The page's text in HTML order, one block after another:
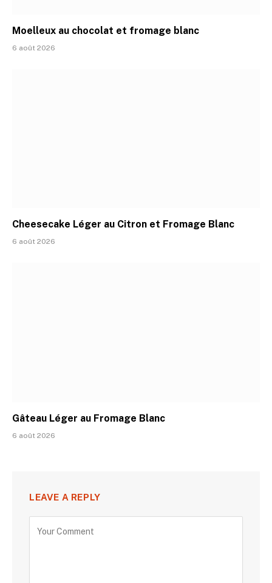
Moelleux au chocolat et fromage blanc
6 août 2026
Cheesecake Léger au Citron et Fromage Blanc
6 août 2026
Gâteau Léger au Fromage Blanc
6 août 2026
LEAVE A REPLY